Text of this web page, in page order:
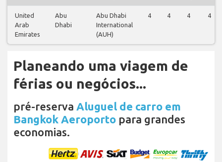
United
Arab
Emirates
Abu
Dhabi
Abu Dhabi
International
(AUH)
4 4 4 4
Planeando uma viagem de
férias ou negócios...
pré-reserva Aluguel de carro em
Bangkok Aeroporto para grandes
economias.